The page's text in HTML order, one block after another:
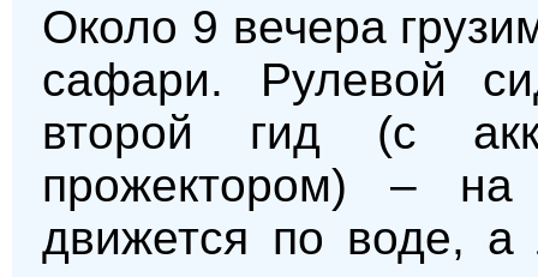
Около 9 вечера
сафари. Рулевой
второй гид (с
прожектором) – на
движется по воде,